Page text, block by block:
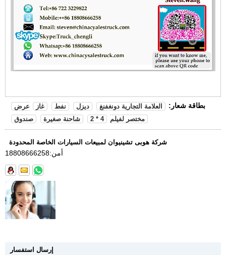
بطاقة شعار: العلامة التجارية دونغفنغ ديزل نفط غاز
عرض
مختصر لفيلم
4 * 2 شاحنة صغيرة صندوق
شركة هوبى تشينيوان لمبيعات السيارات الخاصة المحدودة
أمن:18808666258
إرسال استفسار